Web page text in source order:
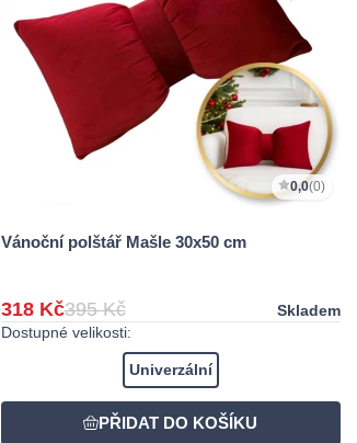
0,0(0)
Vánoční polštář Mašle 30x50 cm
318 Kč395 Kč
Skladem
Dostupné velikosti:
Univerzální